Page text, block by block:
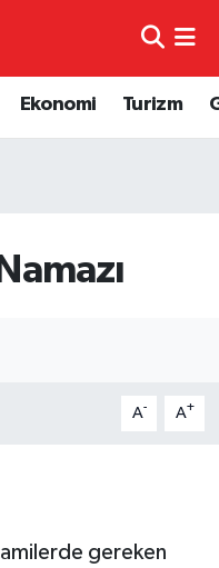
Ekonomi Turizm
A- A+
gereken